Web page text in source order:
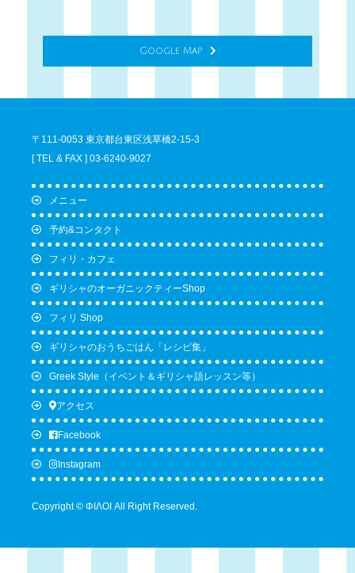
Google Map
〒111-0053 東京都台東区浅草橋2-15-3
[ TEL & FAX ] 03-6240-9027
メニュー
予約&コンタクト
フィリ・カフェ
ギリシャのオーガニックティーShop
フィリ Shop
ギリシャのおうちごはん「レシピ集」
Greek Style（イベント＆ギリシャ語レッスン等）
アクセス
Facebook
Instagram
Copyright © ΦΙΛΟΙ All Right Reserved.